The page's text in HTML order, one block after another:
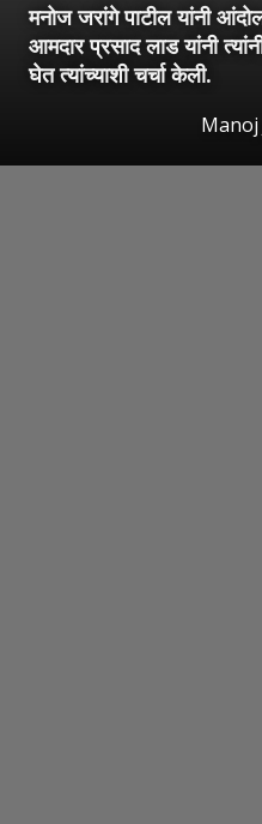
मनोज जरांगे पाटील यांनी
आमदार प्रसाद लाड यांनी
घेत त्यांच्याशी चर्चा केली.